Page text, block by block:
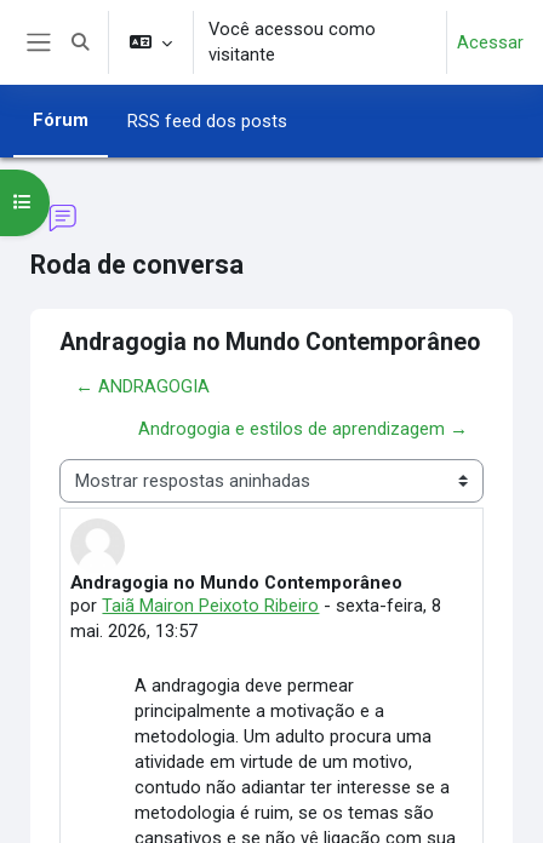
Ir para o conteúdo principal
Alternar entrada de pesquisa
Você acessou como
visitante
Acessar
Fórum RSS feed dos posts
Roda de conversa
Abrir índice do curso
Andragogia no Mundo Contemporâneo
← ANDRAGOGIA
Androgogia e estilos de aprendizagem →
Modo de visualização
Andragogia no Mundo Contemporâneo
porTaiã Mairon Peixoto Ribeiro -sexta-feira, 8
mai. 2026, 13:57
Número de respostas: 7
A andragogia deve permear
principalmente a motivação e a
metodologia. Um adulto procura uma
atividade em virtude de um motivo,
contudo não adiantar ter interesse se a
metodologia é ruim, se os temas são
cansativos e se não vê ligação com sua